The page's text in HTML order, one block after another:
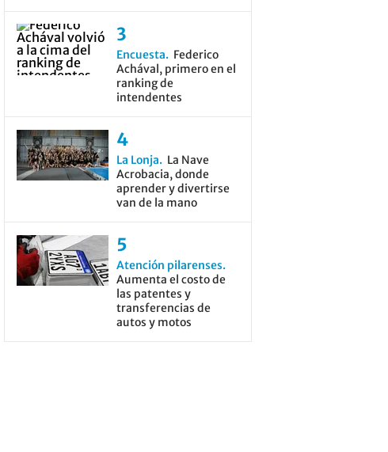
Encuesta
Federico
Achával, primero en el
ranking de
intendentes
La Lonja
La Nave
Acrobacia, donde
aprender y divertirse
van de la mano
Atención pilarenses
Aumenta el costo de
las patentes y
transferencias de
autos y motos